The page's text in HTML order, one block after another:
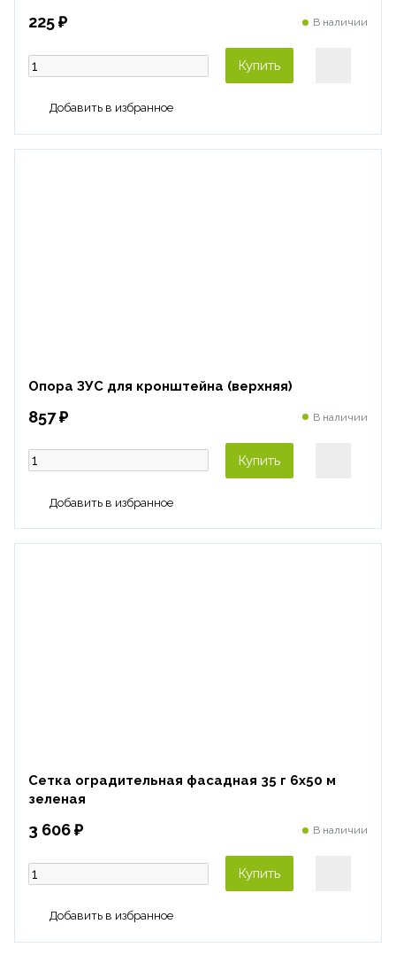
225 ₽ В наличии
Купить
Опора ЗУС для кронштейна (верхняя)
857 ₽ В наличии
Купить
Сетка оградительная фасадная 35 г 6х50 м
зеленая
3 606 ₽ В наличии
Купить